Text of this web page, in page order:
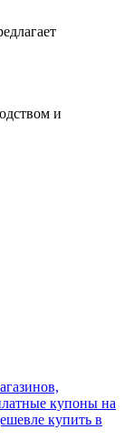
и
купоны на
купить в